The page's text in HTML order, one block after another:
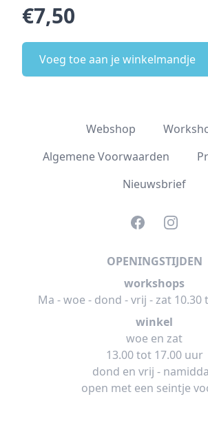
€7,50
Voeg toe aan je winkelmandje
Webshop
Algemene Voorwaarden
Nieuwsbrief
FacebookInstagram
OPENINGSTIJDEN
workshops
Ma - woe - dond - vrij - zat 10.30
winkel
woe en zat
13.00 tot 17.00 uur
dond en vrij -
open met een seintje